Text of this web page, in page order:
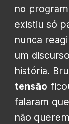
no
existiu só
nunca
um
história.
tensão
falaram
não